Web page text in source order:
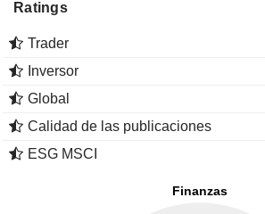
Ratings
Trader
Inversor
Global
Calidad de las publicaciones
ESG MSCI